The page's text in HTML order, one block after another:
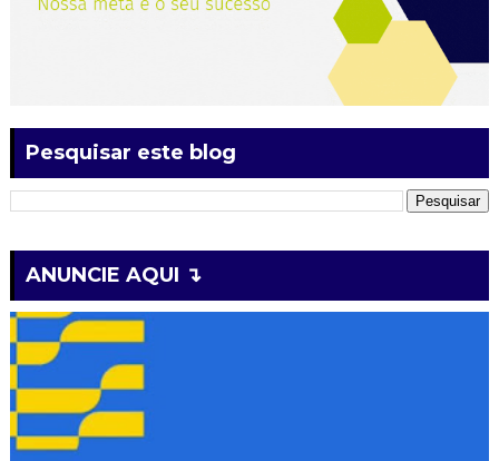
Pesquisar este blog
ANUNCIE AQUI ↴